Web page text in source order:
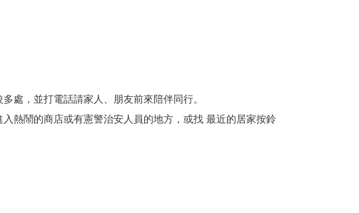
處，並打電話請家人、朋友前來陪伴同行。
熱鬧的商店或有憲警治安人員的地方，或找 最近的居家按鈴